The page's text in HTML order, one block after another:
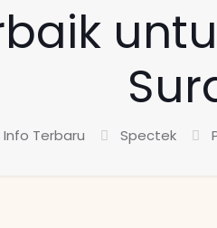
Info Terbaru Spectek